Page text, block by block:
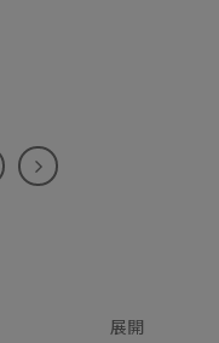
展開